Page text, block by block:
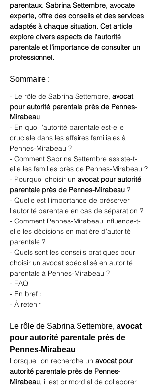
parentaux. Sabrina Settembre, avocate
experte, offre des conseils et des services
adaptés à chaque situation. Cet article
explore divers aspects de l'autorité
parentale et l’importance de consulter un
professionnel.
Sommaire :
- Le rôle de Sabrina Settembre, avocat
pour autorité parentale près de Pennes-
Mirabeau
- En quoi l'autorité parentale est-elle
cruciale dans les affaires familiales à
Pennes-Mirabeau ?
- Comment Sabrina Settembre assiste-t-
elle les familles près de Pennes-Mirabeau ?
- Pourquoi choisir un avocat pour autorité
parentale près de Pennes-Mirabeau ?
- Quelle est l'importance de préserver
l'autorité parentale en cas de séparation ?
- Comment Pennes-Mirabeau influence-t-
elle les décisions en matière d'autorité
parentale ?
- Quels sont les conseils pratiques pour
choisir un avocat spécialisé en autorité
parentale à Pennes-Mirabeau ?
- FAQ
- En bref :
- À retenir
Le rôle de Sabrina Settembre, avocat
pour autorité parentale près de
Pennes-Mirabeau
Lorsque l'on recherche un avocat pour
autorité parentale près de Pennes-
Mirabeau, il est primordial de collaborer